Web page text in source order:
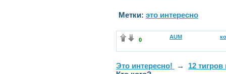
Метки: это интересно
0 AUM
Это интересно! → 12